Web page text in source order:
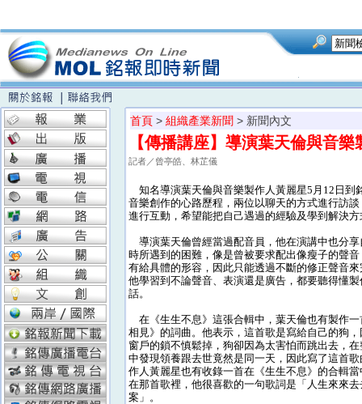
首頁 > 組織產業新聞 > 新聞內文
【傳播講座】導演葉天倫與音
記者／曾亭皓、林芷儀
知名導演葉天倫與音樂製作人黃麗星5月12日到
音樂創作的心路歷程，兩位以聊天的方式進行訪
進行互動，希望能把自己遇過的經驗及學到解決
導演葉天倫曾經當過配音員，他在演講中也分
時所遇到的困難，像是曾被要求配出像瘦子的聲
有給具體的形容，因此只能透過不斷的修正聲音
他學習到不論聲音、表演還是廣告，都要聽得懂
話。
在《生生不息》這張合輯中，葉天倫也有製作
相見》的詞曲。他表示，這首歌是寫給自己的狗
窗戶的鎖不慎鬆掉，狗卻因為太害怕而跳出去，
中發現領養跟去世竟然是同一天，因此寫了這首
作人黃麗星也有收錄一首在《生生不息》的合輯
在那首歌裡，他很喜歡的一句歌詞是「人生來來
案」。